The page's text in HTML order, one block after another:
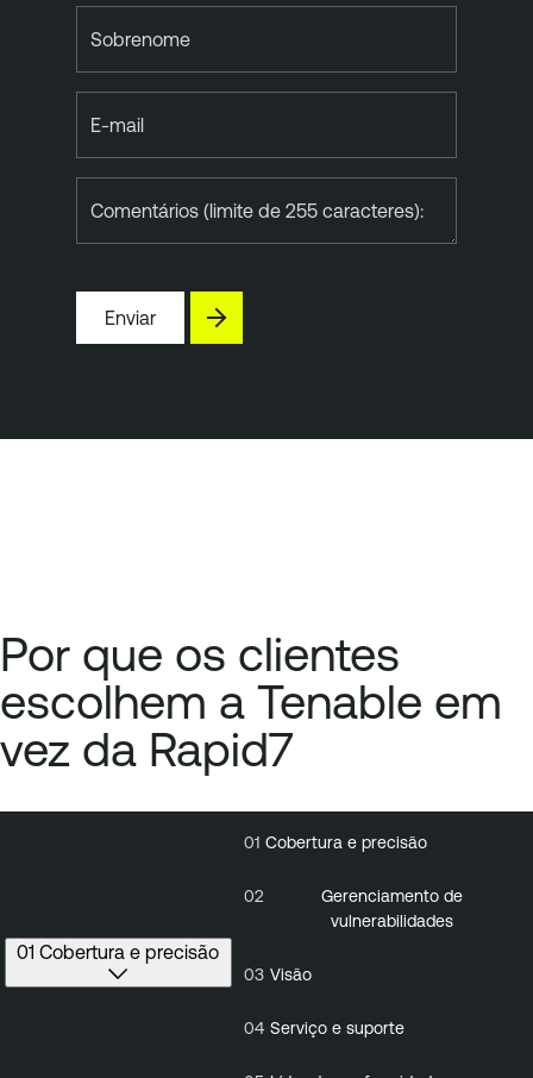
Sobrenome
E-mail
Comentários (limite de 255 caracteres):
Enviar
Por que os clientes
escolhem a Tenable em
vez da Rapid7
01 Cobertura e precisão
01 Cobertura
precisão
01 Cobertura e precisão
02
Gerenciamento de
vulnerabilidades
03 Visão
04 Serviço e suporte